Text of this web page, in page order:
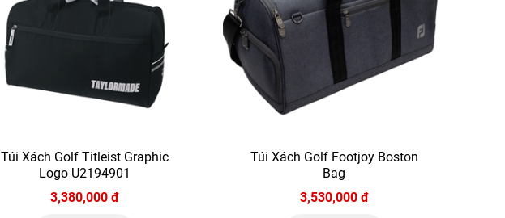
Túi Xách Golf Titleist Graphic
Logo U2194901
3,380,000 đ
Túi Xách Golf Footjoy Boston
Bag
3,530,000 đ